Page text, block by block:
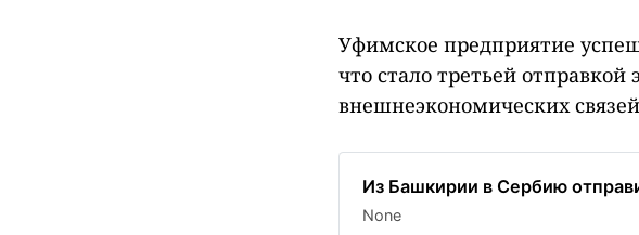
Уфимское предприятие
что стало третьей отправкой
внешнеэкономических
Из Башкирии в Сербию
None